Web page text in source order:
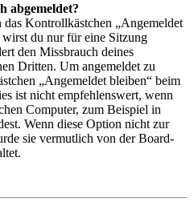
abgemeldet?
Kontrollkästchen „Angemeldet
du nur für eine Sitzung
den Missbrauch deines
Dritten. Um angemeldet zu
„Angemeldet bleiben“ beim
ist nicht empfehlenswert, wenn
Computer, zum Beispiel in
Wenn diese Option nicht zur
sie vermutlich von der Board-